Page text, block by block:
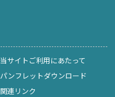
当サイトご利用にあたって
パンフレットダウンロード
関連リンク